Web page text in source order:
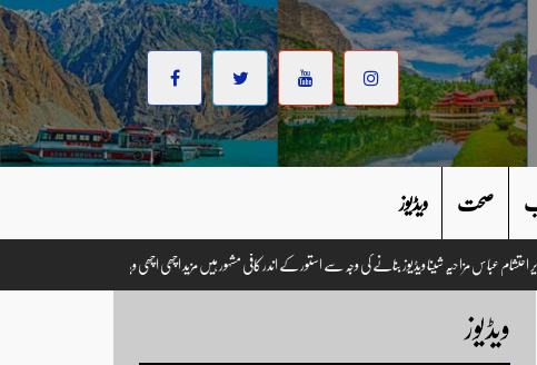
صحت ویڈیوز
گفتگو۔ وزیر احتشام عباس مزاحیہ شینا ویڈیوز بنانے کی وجہ سے استور کے اندر کافی مشہور ہیں مزید اچھی اچھی
ویڈیوز